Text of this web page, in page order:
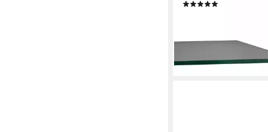
wechselbar,
flexibel verstellbar,
lieferbar - in 3-4